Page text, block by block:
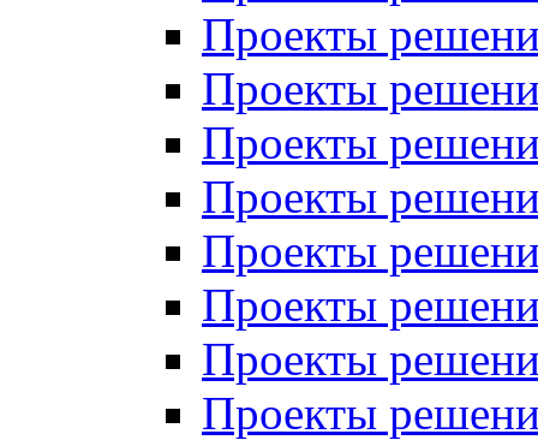
Проекты
Проекты
Проекты
Проекты
Проекты
Проекты
Проекты
Проекты